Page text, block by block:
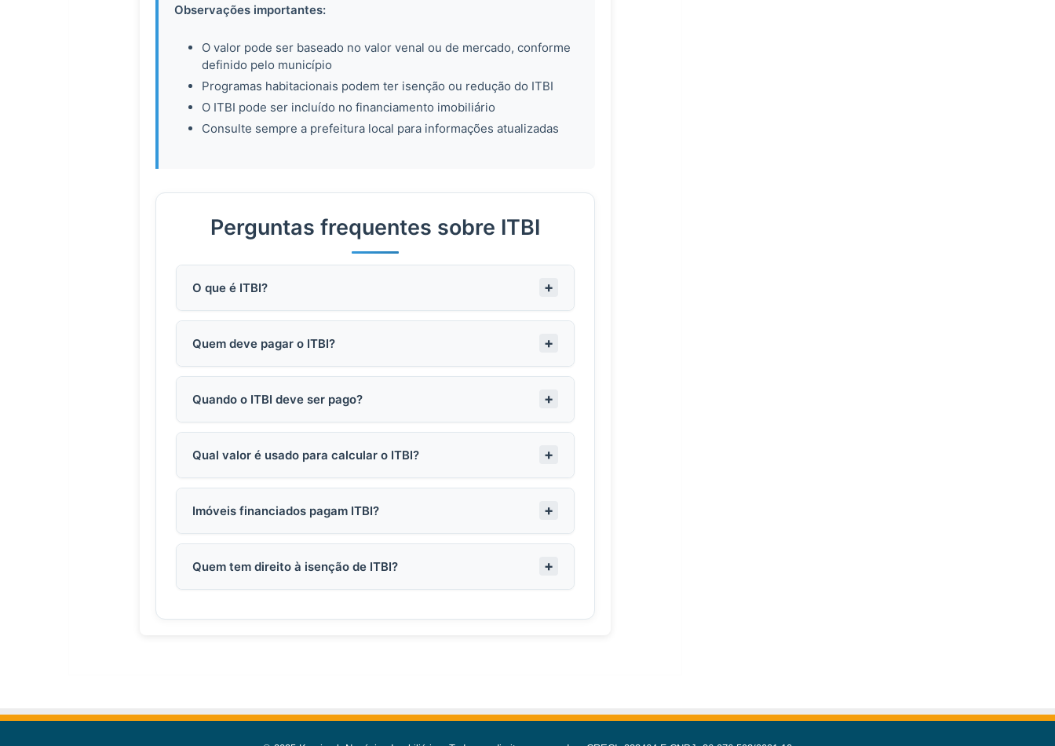
Observações importantes:
O valor pode ser baseado no valor venal ou de mercado, conforme
definido pelo município
Programas habitacionais podem ter isenção ou redução do ITBI
O ITBI pode ser incluído no financiamento imobiliário
Consulte sempre a prefeitura local para informações atualizadas
Perguntas frequentes sobre ITBI
O que é ITBI?
Quem deve pagar o ITBI?
Quando o ITBI deve ser pago?
Qual valor é usado para calcular o ITBI?
Imóveis financiados pagam ITBI?
Quem tem direito à isenção de ITBI?